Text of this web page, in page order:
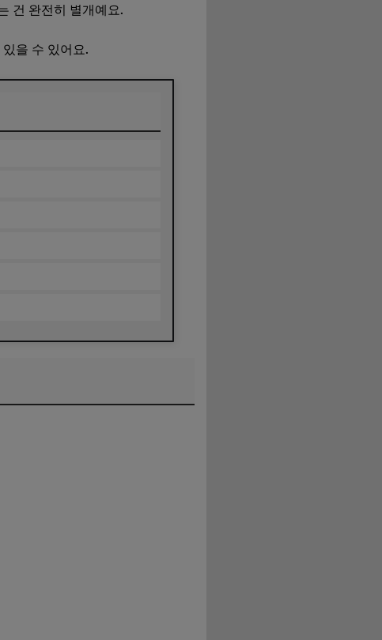
건 완전히 별개예요.
을 수 있어요.